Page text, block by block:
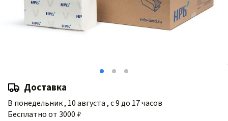
Доставка
В понедельник , 10 августа , с 9 до 17 часов
Бесплатно от 3000 ₽